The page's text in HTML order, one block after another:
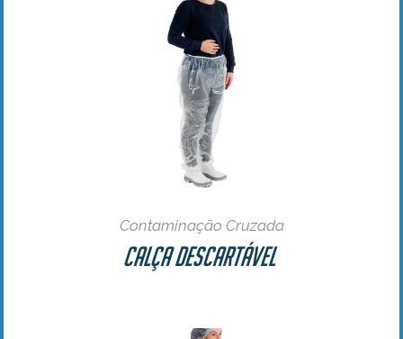
Contaminação Cruzada
Calça Descartável